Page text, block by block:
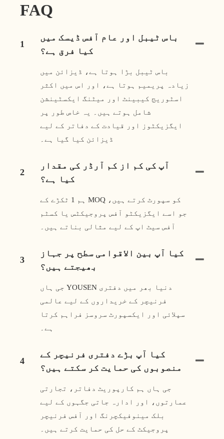
FAQ
1
باس ٹیبل اور عام آفس ڈیسک میں
کیا فرق ہے؟
باس ٹیبل بڑا ہوتا ہے، ڈیزائن میں
زیادہ پریمیم ہوتا ہے، اور اس میں اکثر
اسٹوریج کیبینٹ اور میٹنگ ایکسٹینشن
شامل ہوتے ہیں۔ یہ خاص طور پر
ایگزیکٹوز اور قیادت کے دفاتر کے لیے
ڈیزائن کیا گیا ہے۔
2
آپ کی کم از کم آرڈر کی مقدار
کیا ہے؟
ہم 1 ٹکڑے کے MOQ کو سپورٹ کرتے ہیں،
جو اسے ایگزیکٹو آفس پروجیکٹس یا کسٹم
آفس سیٹ اپ کے لیے مثالی بناتے ہیں۔
3
کیا آپ بین الاقوامی سطح پر جہاز
بھیجتے ہیں؟
جی ہاں YOUSEN دنیا بھر میں دفتری
فرنیچر کے خریداروں کے لیے عالمی
سپلائی اور ایکسپورٹ سروسز فراہم کرتا
ہے۔
4
کیا آپ بڑے دفتری فرنیچر کے
منصوبوں کی حمایت کر سکتے ہیں؟
جی ہاں ہم کارپوریٹ دفاتر، تجارتی
عمارتوں، اور ادارہ جاتی جگہوں کے لیے
بلک مینوفیکچرنگ اور آفس فرنیچر
پروجیکٹ کے حل کی حمایت کرتے ہیں۔